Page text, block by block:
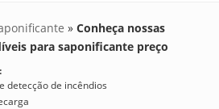
» Conheça nossas
para saponificante preço
detecção de incêndios